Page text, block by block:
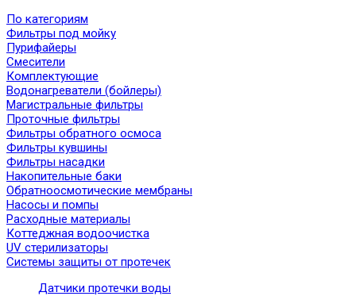
По категориям
Фильтры под мойку
Пурифайеры
Смесители
Комплектующие
Водонагреватели (бойлеры)
Магистральные фильтры
Проточные фильтры
Фильтры обратного осмоса
Фильтры кувшины
Фильтры насадки
Накопительные баки
Обратноосмотические мембраны
Насосы и помпы
Расходные материалы
Коттеджная водоочистка
UV стерилизаторы
Системы защиты от протечек
Датчики протечки воды